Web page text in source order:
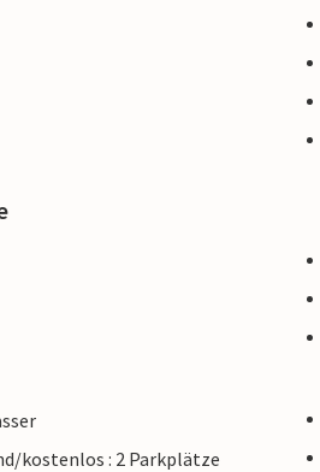
kostenlos : 2 Parkplätze